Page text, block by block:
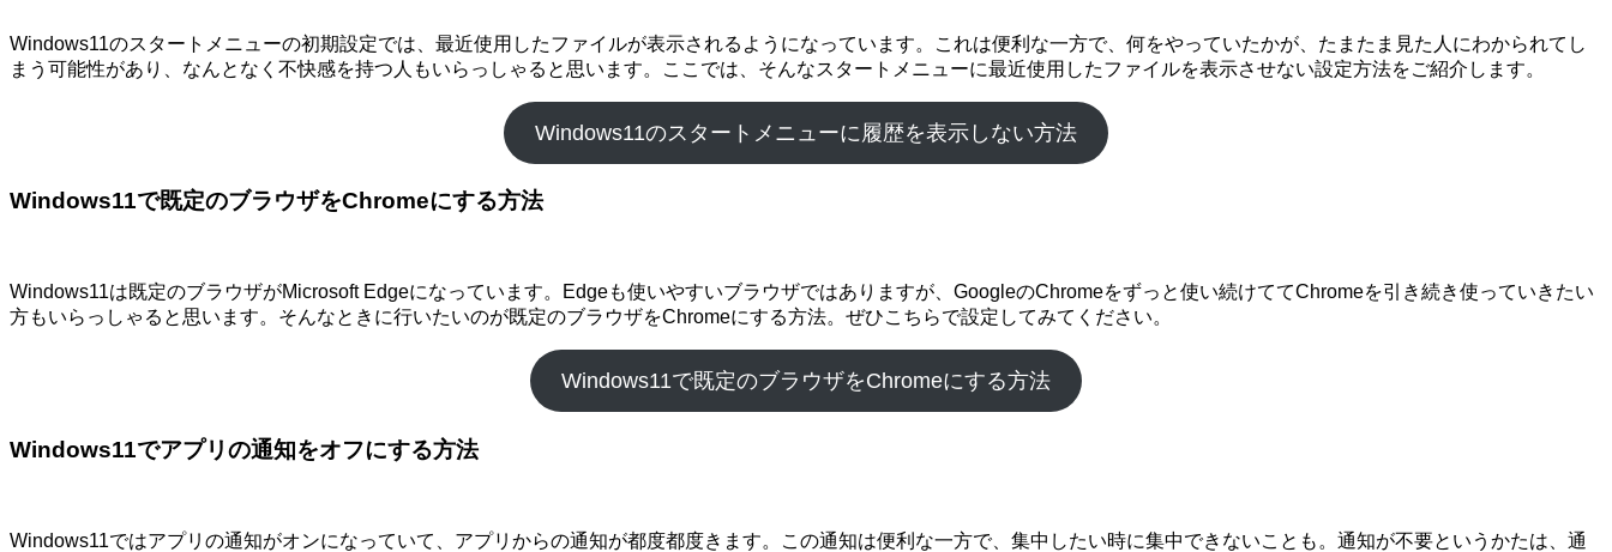
Windows11のスタートメニューの初期設定では、最近使用したファイルが表示されるようになっています。これは便利な一方で、何をやっていたかが、たまたま見た人にわかられてし
まう可能性があり、なんとなく不快感を持つ人もいらっしゃると思います。ここでは、そんなスタートメニューに最近使用したファイルを表示させない設定方法をご紹介します。
Windows11のスタートメニューに履歴を表示しない方法
Windows11で既定のブラウザをChromeにする方法
Windows11は既定のブラウザがMicrosoft Edgeになっています。Edgeも使いやすいブラウザではありますが、GoogleのChromeをずっと使い続けててChromeを引き続き使っていきたい
方もいらっしゃると思います。そんなときに行いたいのが既定のブラウザをChromeにする方法。ぜひこちらで設定してみてください。
Windows11で既定のブラウザをChromeにする方法
Windows11でアプリの通知をオフにする方法
Windows11ではアプリの通知がオンになっていて、アプリからの通知が都度都度きます。この通知は便利な一方で、集中したい時に集中できないことも。通知が不要というかたは、通